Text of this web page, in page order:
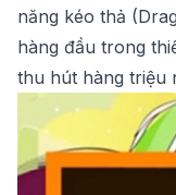
năng kéo thả
hàng đầu trong
thu hút hàng triệu